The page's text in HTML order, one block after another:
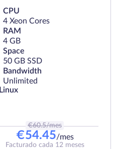
CPU
4 Xeon Cores
RAM
4 GB
Space
50 GB SSD
Bandwidth
Unlimited
Linux
€60.5/mes
€54.45/mes
Facturado cada 12 meses